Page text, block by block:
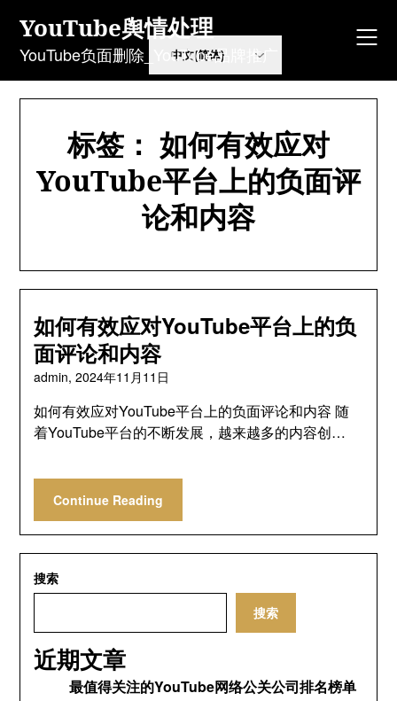
content
YouTube舆情处理
YouTube负面删除_YouTube品牌推广
标签： 如何有效应对
YouTube平台上的负面评
论和内容
如何有效应对YouTube平台上的负
面评论和内容
admin,2024年11月11日
如何有效应对YouTube平台上的负面评论和内容 随
着YouTube平台的不断发展，越来越多的内容创…
Continue Reading
搜索
搜索
近期文章
最值得关注的YouTube网络公关公司排名榜单